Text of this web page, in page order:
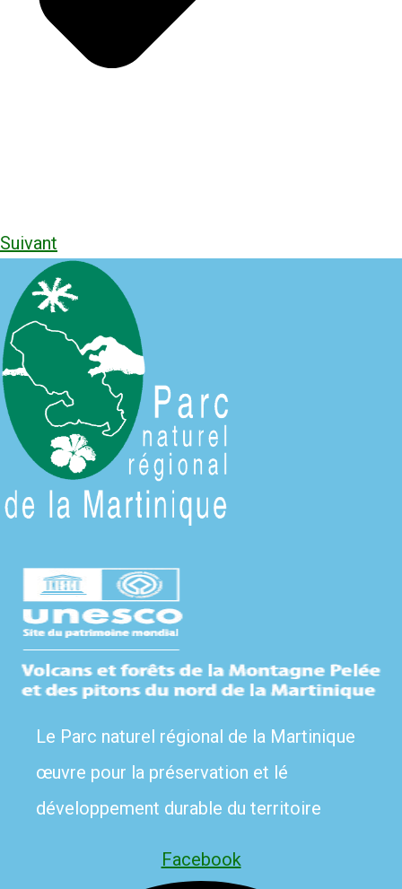
Suivant
Le Parc naturel régional de la Martinique
œuvre pour la préservation et lé
développement durable du territoire
Facebook